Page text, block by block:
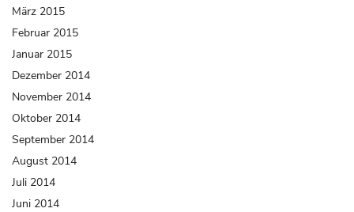
März 2015
Februar 2015
Januar 2015
Dezember 2014
November 2014
Oktober 2014
September 2014
August 2014
Juli 2014
Juni 2014